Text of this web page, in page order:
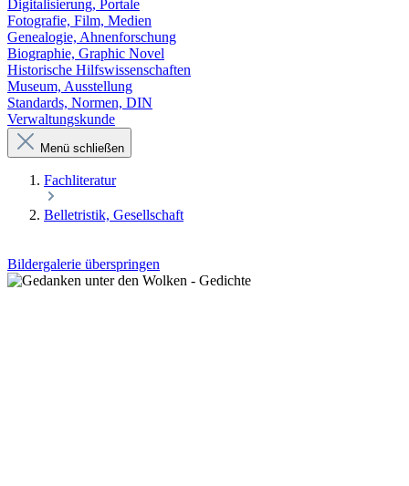
Digitalisierung, Portale
Fotografie, Film, Medien
Genealogie, Ahnenforschung
Biographie, Graphic Novel
Historische Hilfswissenschaften
Museum, Ausstellung
Standards, Normen, DIN
Verwaltungskunde
Menü schließen
Fachliteratur
Belletristik, Gesellschaft
Bildergalerie überspringen